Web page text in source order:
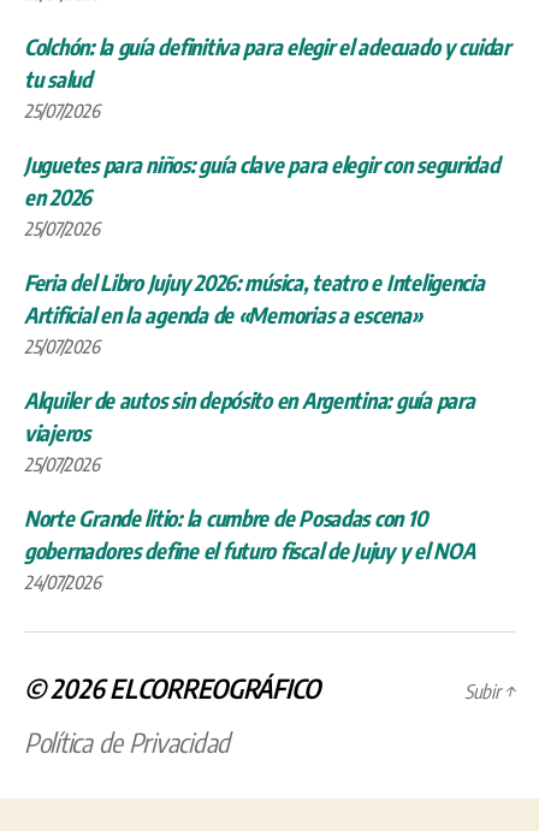
Juguetes para niños: guía clave para elegir con seguridad
en 2026
25/07/2026
Feria del Libro Jujuy 2026: música, teatro e Inteligencia
Artificial en la agenda de «Memorias a escena»
25/07/2026
Alquiler de autos sin depósito en Argentina: guía para
viajeros
25/07/2026
Norte Grande litio: la cumbre de Posadas con 10
gobernadores define el futuro fiscal de Jujuy y el NOA
24/07/2026
© 2026ELCORREOGRÁFICO
Subir